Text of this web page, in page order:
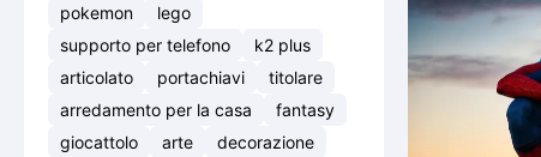
pokemon
lego
supporto per telefono
k2 plus
articolato
portachiavi
titolare
arredamento per la casa
fantasy
giocattolo
arte
decorazione